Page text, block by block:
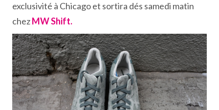
exclusivité à Chicago et sortira dés samedi matin
chezMW Shift.